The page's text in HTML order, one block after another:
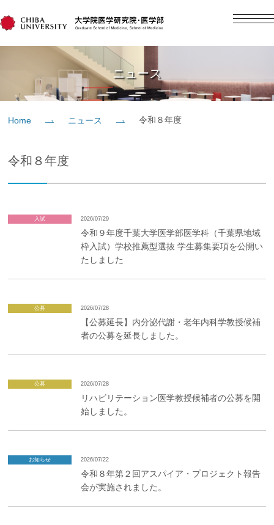
日本語
研究
入学案内
ニュース
Home ニュース 令和８年度
令和８年度
入試 2026/07/29
令和９年度千葉大学医学部医学科（千葉県地域
枠入試）学校推薦型選抜 学生募集要項を公開い
たしました
公募 2026/07/28
【公募延長】内分泌代謝・老年内科学教授候補
者の公募を延長しました。
公募 2026/07/28
リハビリテーション医学教授候補者の公募を開
始しました。
お知らせ 2026/07/22
令和８年第２回アスパイア・プロジェクト報告
会が実施されました。